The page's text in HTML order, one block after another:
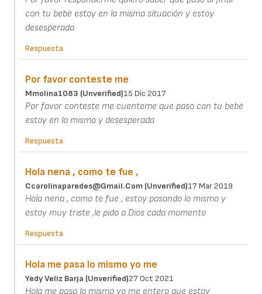
con tu bebé estoy en la misma situación y estoy
desesperada
Respuesta
Por favor conteste me
Mmolina1083 (unverified)15 Dic 2017
Por favor conteste me cuenteme que paso con tu bebé
estoy en lo mismo y desesperada
Respuesta
Hola nena , como te fue ,
Ccarolinaparedes@gmail.com (unverified)17 Mar 2019
Hola nena , como te fue , estoy pasando lo mismo y
estoy muy triste ,le pido a Dios cada momento
Respuesta
Hola me pasa lo mismo yo me
Yedy Veliz Barja (unverified)27 Oct 2021
Hola me pasa lo mismo yo me entero que estoy